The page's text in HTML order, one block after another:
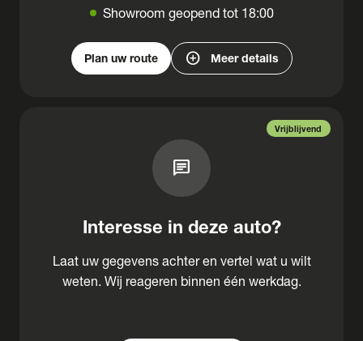
Showroom geopend tot 18:00
Plan uw route add_circle Meer details
Vrijblijvend
chat
Interesse in deze auto?
Laat uw gegevens achter en vertel wat u wilt
weten. Wij reageren binnen één werkdag.